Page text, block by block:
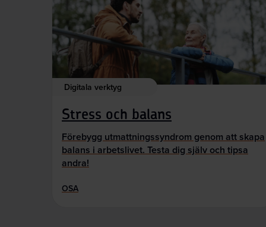
Digitala verktyg
Stress och balans
Förebygg utmattningssyndrom genom att skapa
balans i arbetslivet. Testa dig själv och tipsa
andra!
OSA